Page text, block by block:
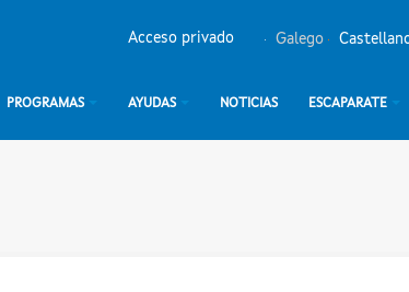
Galego
Acceso privado
PROGRAMAS AYUDAS NOTICIAS ESCAPARATE